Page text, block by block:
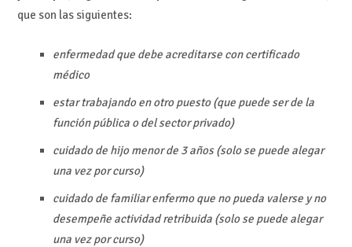
que son las siguientes:
enfermedad que debe acreditarse con certificado
médico
estar trabajando en otro puesto (que puede ser de la
función pública o del sector privado)
cuidado de hijo menor de 3 años (solo se puede alegar
una vez por curso)
cuidado de familiar enfermo que no pueda valerse y no
desempeñe actividad retribuida (solo se puede alegar
una vez por curso)